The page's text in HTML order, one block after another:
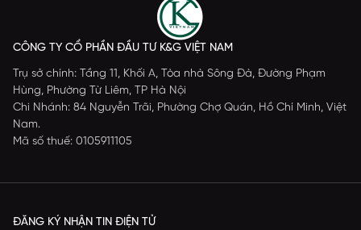
CÔNG TY CỔ PHẦN ĐẦU TƯ K&G VIỆT NAM
Trụ sở chính: Tầng 11, Khối A, Tòa nhà Sông Đà, Đường Phạm
Hùng, Phường Từ Liêm, TP Hà Nội
Chi Nhánh: 84 Nguyễn Trãi, Phường Chợ Quán, Hồ Chí Minh, Việt
Nam.
Mã số thuế: 0105911105
ĐĂNG KÝ NHẬN TIN ĐIỆN TỬ